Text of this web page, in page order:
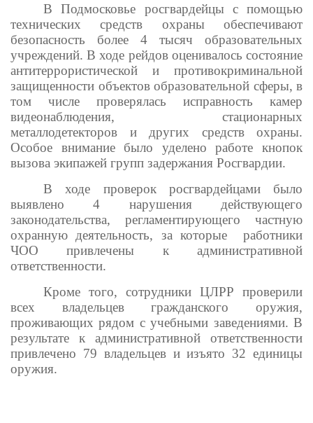
В Подмосковье росгвардейцы с помощью
технических средств охраны обеспечивают
безопасность более 4 тысяч образовательных
учреждений. В ходе рейдов оценивалось состояние
антитеррористической и противокриминальной
защищенности объектов образовательной сферы, в
том числе проверялась исправность камер
видеонаблюдения, стационарных
металлодетекторов и других средств охраны.
Особое внимание было уделено работе кнопок
вызова экипажей групп задержания Росгвардии.
В ходе проверок росгвардейцами было
выявлено 4 нарушения действующего
законодательства, регламентирующего частную
охранную деятельность, за которые работники
ЧОО привлечены к административной
ответственности.
Кроме того, сотрудники ЦЛРР проверили
всех владельцев гражданского оружия,
проживающих рядом с учебными заведениями. В
результате к административной ответственности
привлечено 79 владельцев и изъято 32 единицы
оружия.